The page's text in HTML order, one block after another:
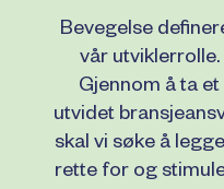
Bevegelse
vår utviklerrolle.
Gjennom å ta et
utvidet
skal vi søke å
rette for og